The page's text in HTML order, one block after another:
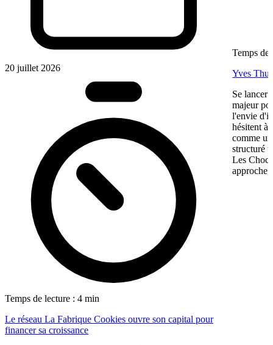
20 juillet 2026
Temps de lecture : 4 min
Le réseau La Fabrique Cookies ouvre son capital pour
financer sa croissance
Temps de
Yves
Se lancer
majeur
l'envie
hésitent à
comme
structuré
Les
approche,